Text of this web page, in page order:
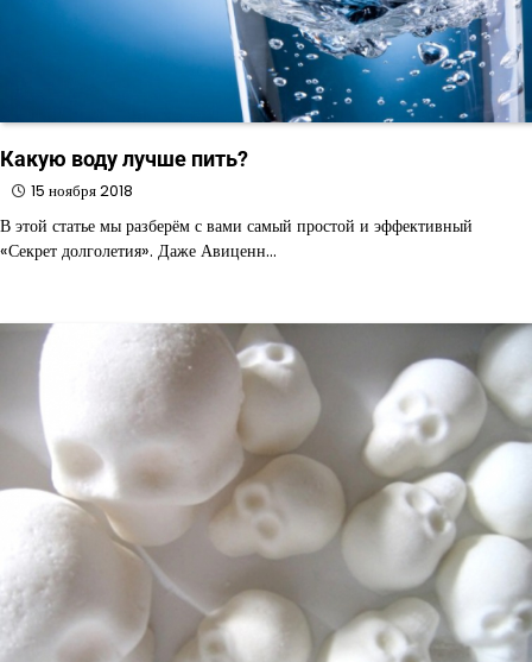
Какую воду лучше пить?
15 ноября 2018
В этой статье мы разберём с вами самый простой и эффективный
«Секрет долголетия». Даже Авиценн…